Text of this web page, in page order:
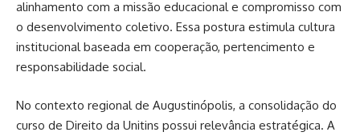
alinhamento com a missão educacional e compromisso com
o desenvolvimento coletivo. Essa postura estimula cultura
institucional baseada em cooperação, pertencimento e
responsabilidade social.
No contexto regional de Augustinópolis, a consolidação do
curso de Direito da Unitins possui relevância estratégica. A